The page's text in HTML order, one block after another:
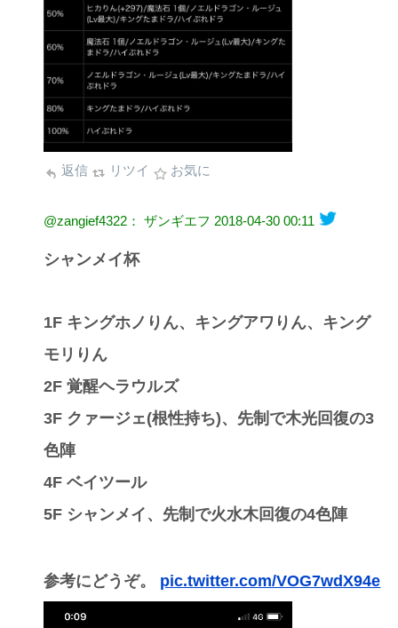
返信 リツイ お気に
@zangief4322： ザンギエフ 2018-04-30 00:11
シャンメイ杯
1F キングホノりん、キングアワりん、キング
モリりん
2F 覚醒ヘラウルズ
3F クァージェ(根性持ち)、先制で木光回復の3
色陣
4F ベイツール
5F シャンメイ、先制で火水木回復の4色陣
参考にどうぞ。 pic.twitter.com/VOG7wdX94e